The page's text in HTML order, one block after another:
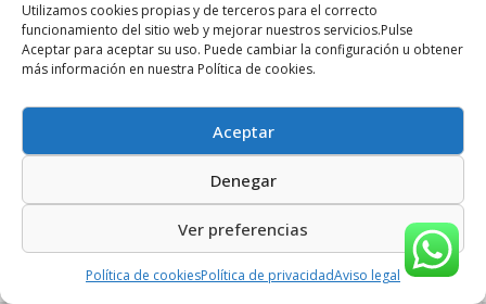
Utilizamos cookies propias y de terceros para el correcto
funcionamiento del sitio web y mejorar nuestros servicios.Pulse
Aceptar para aceptar su uso. Puede cambiar la configuración u obtener
más información en nuestra Política de cookies.
Aceptar
Denegar
Ver preferencias
Política de cookiesPolítica de privacidadAviso legal